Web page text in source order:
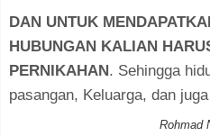
DAN UNTUK
HUBUNGAN KALIAN
PERNIKAHAN . Sehingga
pasangan, Keluarga, dan
Rohmad